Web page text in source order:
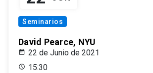
Seminarios
David Pearce, NYU
22 de Junio de 2021
15:30